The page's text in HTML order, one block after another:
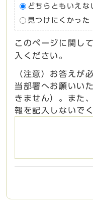
どちらともいえな
見つけにくかった
このページに関し
入ください。
（注意）お答えが
当部署へお願いい
きません）。また
報を記入しないで